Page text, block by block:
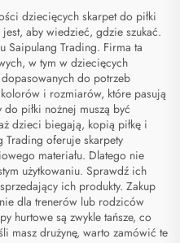
dziecięcych skarpet do piłki
aby wiedzieć, gdzie szukać.
Saipulang Trading. Firma ta
w tym w dziecięcych
do potrzeb
i rozmiarów, które pasują
piłki nożnej muszą być
dzieci biegają, kopią piłkę i
Trading oferuje skarpety
materiału. Dlatego nie
użytkowaniu. Sprawdź ich
ich produkty. Zakup
dla trenerów lub rodziców
hurtowe są zwykle tańsze, co
masz drużynę, warto zamówić te